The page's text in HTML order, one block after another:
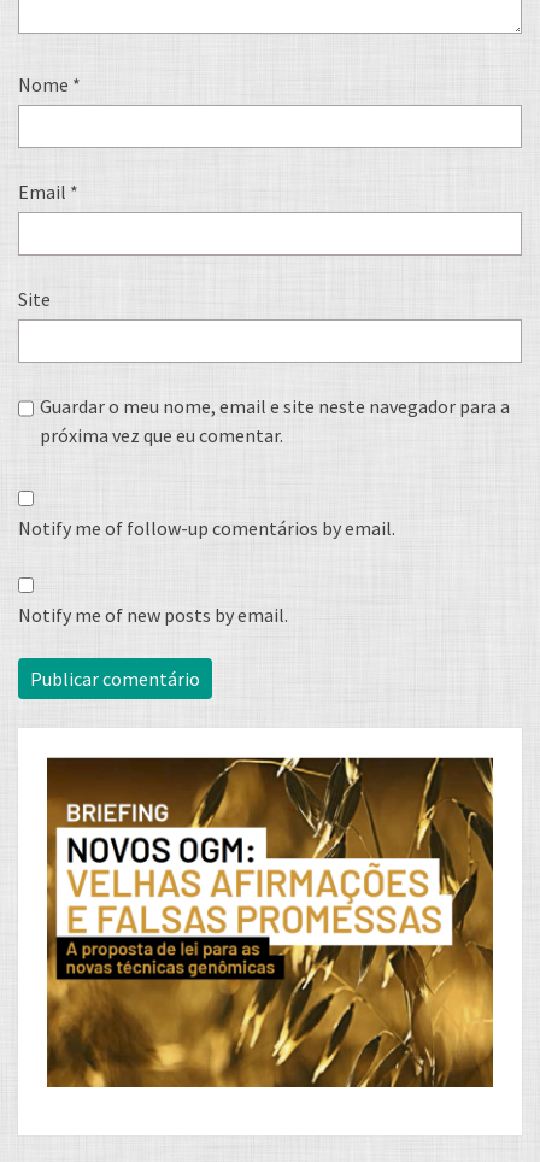
Nome *
Email *
Site
Guardar o meu nome, email e site neste navegador para a
próxima vez que eu comentar.
Notify me of follow-up comentários by email.
Notify me of new posts by email.